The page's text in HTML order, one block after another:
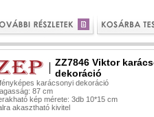
ZZ7846 Viktor
dekoráció
karácsonyi dekoráció
87 cm
kép mérete: 3db 10*15 cm
akasztható kivitel